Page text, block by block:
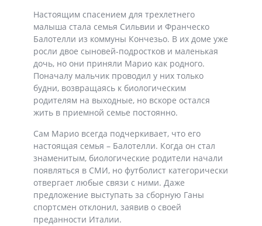
Настоящим спасением для трехлетнего
малыша стала семья Сильвии и Франческо
Балотелли из коммуны Кончезьо. В их доме уже
росли двое сыновей-подростков и маленькая
дочь, но они приняли Марио как родного.
Поначалу мальчик проводил у них только
будни, возвращаясь к биологическим
родителям на выходные, но вскоре остался
жить в приемной семье постоянно.
Сам Марио всегда подчеркивает, что его
настоящая семья – Балотелли. Когда он стал
знаменитым, биологические родители начали
появляться в СМИ, но футболист категорически
отвергает любые связи с ними. Даже
предложение выступать за сборную Ганы
спортсмен отклонил, заявив о своей
преданности Италии.